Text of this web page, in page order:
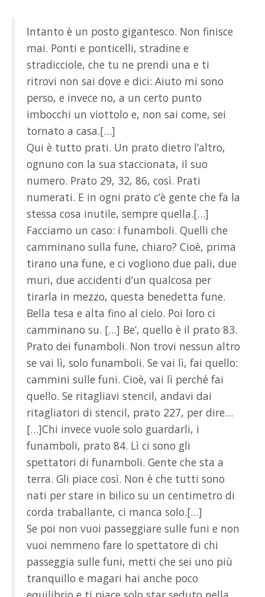
Intanto è un posto gigantesco. Non finisce
mai. Ponti e ponticelli, stradine e
stradicciole, che tu ne prendi una e ti
ritrovi non sai dove e dici: Aiuto mi sono
perso, e invece no, a un certo punto
imbocchi un viottolo e, non sai come, sei
tornato a casa.[…]
Qui è tutto prati. Un prato dietro l’altro,
ognuno con la sua staccionata, il suo
numero. Prato 29, 32, 86, così. Prati
numerati. E in ogni prato c’è gente che fa la
stessa cosa inutile, sempre quella.[…]
Facciamo un caso: i funamboli. Quelli che
camminano sulla fune, chiaro? Cioè, prima
tirano una fune, e ci vogliono due pali, due
muri, due accidenti d’un qualcosa per
tirarla in mezzo, questa benedetta fune.
Bella tesa e alta fino al cielo. Poi loro ci
camminano su. […] Be’, quello è il prato 83.
Prato dei funamboli. Non trovi nessun altro
se vai lì, solo funamboli. Se vai lì, fai quello:
cammini sulle funi. Cioè, vai lì perché fai
quello. Se ritagliavi stencil, andavi dai
ritagliatori di stencil, prato 227, per dire…
[…]Chi invece vuole solo guardarli, i
funamboli, prato 84. Lì ci sono gli
spettatori di funamboli. Gente che sta a
terra. Gli piace così. Non è che tutti sono
nati per stare in bilico su un centimetro di
corda traballante, ci manca solo.[…]
Se poi non vuoi passeggiare sulle funi e non
vuoi nemmeno fare lo spettatore di chi
passeggia sulle funi, metti che sei uno più
tranquillo e magari hai anche poco